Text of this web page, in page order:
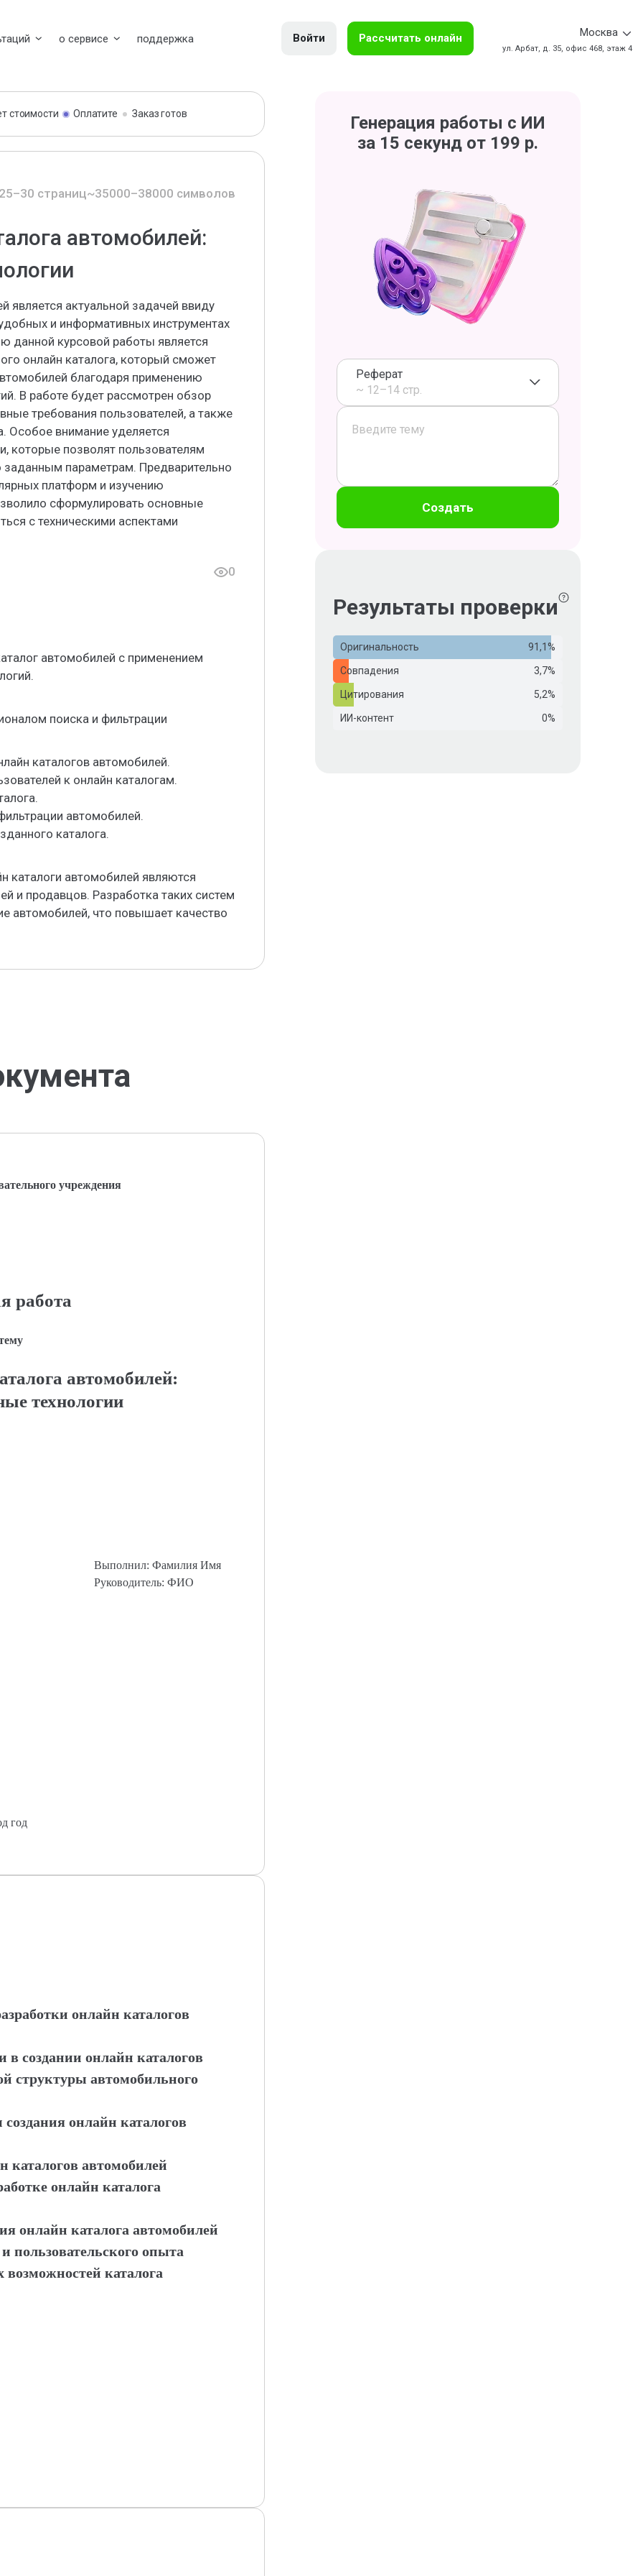
о сервисе поддержка Войти Рассчитать онлайн Москва
ул. Арбат, д. 35, офис 468, этаж 4
стоимости Оплатите Заказ готов
страниц~35000–38000 символов
автомобилей:
является актуальной задачей ввиду
и информативных инструментах
данной курсовой работы является
онлайн каталога, который сможет
благодаря применению
В работе будет рассмотрен обзор
требования пользователей, а также
Особое внимание уделяется
которые позволят пользователям
параметрам. Предварительно
платформ и изучению
сформулировать основные
с техническими аспектами
0
автомобилей с применением
поиска и фильтрации
каталогов автомобилей.
к онлайн каталогам.
автомобилей.
каталога.
автомобилей являются
и продавцов. Разработка таких систем
автомобилей, что повышает качество
учреждения
работа
автомобилей:
технологии
Выполнил: Фамилия Имя
Руководитель: ФИО
год
онлайн каталогов
создании онлайн каталогов
структуры автомобильного
онлайн каталогов
каталогов автомобилей
онлайн каталога
онлайн каталога автомобилей
пользовательского опыта
каталога
Генерация работы с ИИ
за 15 секунд от 199 р.
Реферат
~ 12–14 стр.
Создать
Результаты проверки
Оригинальность 91,1%
Совпадения 3,7%
Цитирования 5,2%
ИИ-контент 0%